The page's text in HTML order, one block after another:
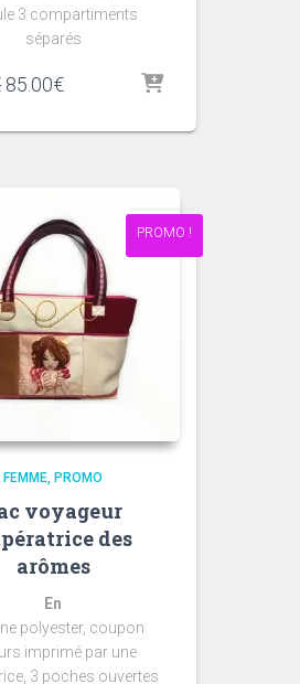
3 compartiments
séparés
Le
initial
85.00€Le
actuel
PROMO !
FEMME PROMO
voyageur
des
arômes
En
polyester, coupon
imprimé par une
3 poches ouvertes